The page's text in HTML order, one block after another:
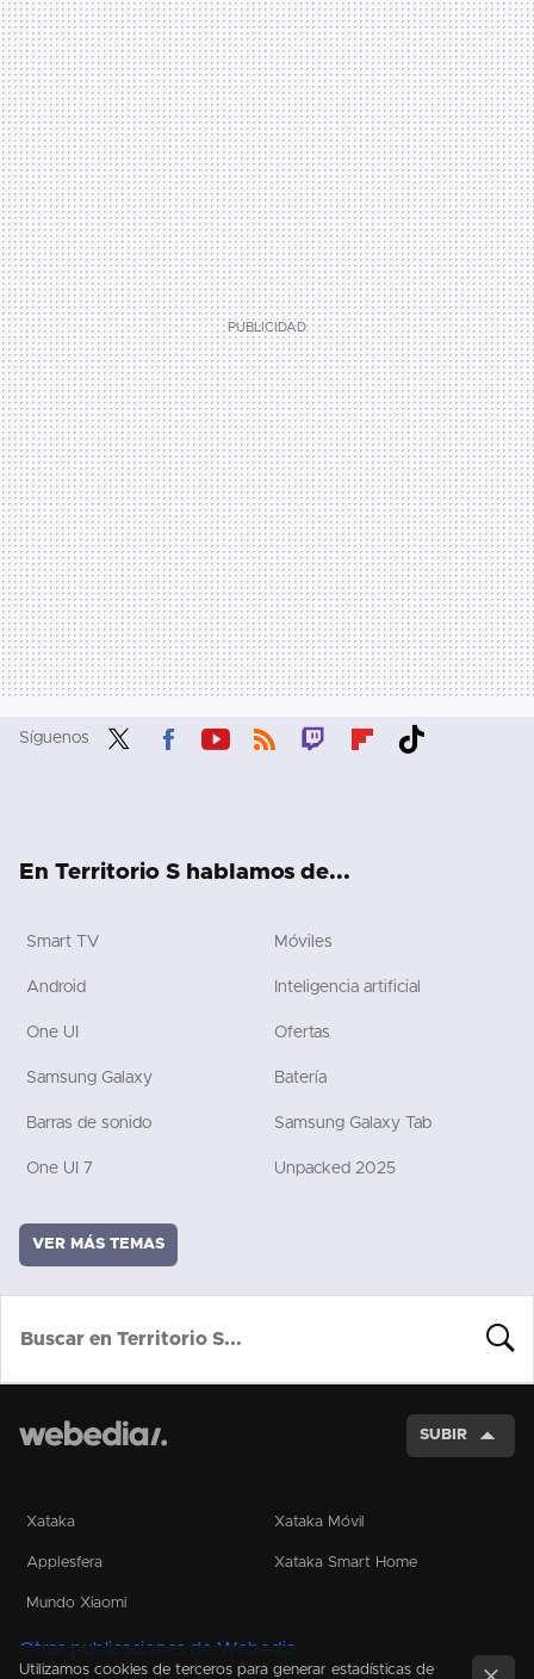
Síguenos
En Territorio S hablamos de...
Smart TV Móviles
Android Inteligencia artificial
One UI Ofertas
Samsung Galaxy Batería
Barras de sonido Samsung Galaxy Tab
One UI 7 Unpacked 2025
VER MÁS TEMAS
SUBIR
Xataka Xataka Móvil
Applesfera Xataka Smart Home
Mundo Xiaomi
Otras publicaciones de Webedia
Utilizamos cookies de terceros para generar estadísticas de